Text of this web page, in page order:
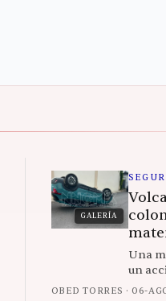
GALERÍA
Una
un
OBED TORRES · 06-